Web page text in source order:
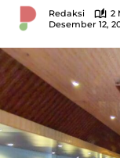
Redaksi
2
Desember 12,